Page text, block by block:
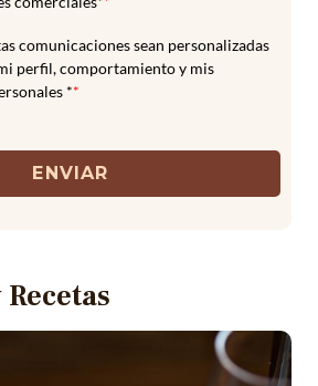
comunicaciones sean personalizadas
perfil, comportamiento y mis
**
ENVIAR